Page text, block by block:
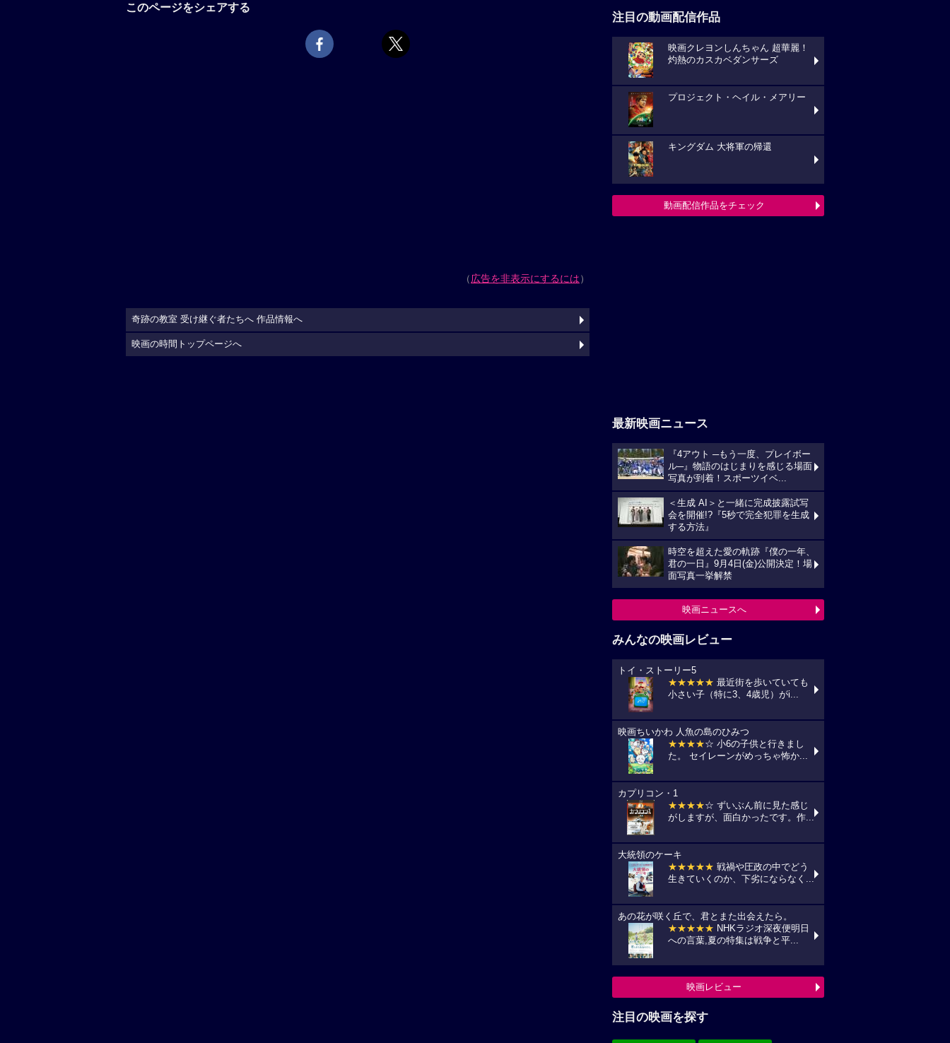
このページをシェアする
（広告を非表示にするには）
注目の動画配信作品
映画クレヨンしんちゃん 超華麗！
灼熱のカスカベダンサーズ
プロジェクト・ヘイル・メアリー
キングダム 大将軍の帰還
動画配信作品をチェック
最新映画ニュース
『4アウト ─もう一度、プレイボー
ル─』物語のはじまりを感じる場面
写真が到着！スポーツイベ...
＜生成 AI＞と一緒に完成披露試写
会を開催!?『5秒で完全犯罪を生成
する方法』
時空を超えた愛の軌跡『僕の一年、
君の一日』9月4日(金)公開決定！場
面写真一挙解禁
映画ニュースへ
みんなの映画レビュー
トイ・ストーリー5
★★★★★ 最近街を歩いていても
小さい子（特に3、4歳児）がi...
映画ちいかわ 人魚の島のひみつ
★★★★☆ 小6の子供と行きまし
た。 セイレーンがめっちゃ怖か...
カプリコン・1
★★★★☆ ずいぶん前に見た感じ
がしますが、面白かったです。作...
大統領のケーキ
★★★★★ 戦禍や圧政の中でどう
生きていくのか、下劣にならなく...
あの花が咲く丘で、君とまた出会えたら。
★★★★★ NHKラジオ深夜便明日
への言葉,夏の特集は戦争と平...
映画レビュー
注目の映画を探す
奇跡の教室 受け継ぐ者たちへ 作品情報へ
映画の時間トップページへ